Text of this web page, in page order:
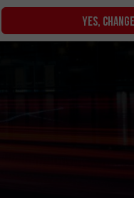
YES, CHANGE